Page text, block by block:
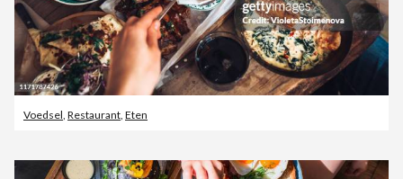
Voedsel, Restaurant, Eten